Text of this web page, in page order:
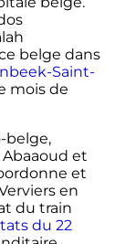
belge dans
Saint-
mois de
belge,
et
et
en
du train
du 22